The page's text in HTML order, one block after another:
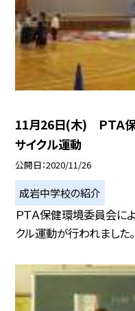
11月26日(木) ＰＴＡ
サイクル運動
公開日 2020/11/26
成岩中学校の紹介
ＰＴＡ保健環境委員会に
クル運動が行われました